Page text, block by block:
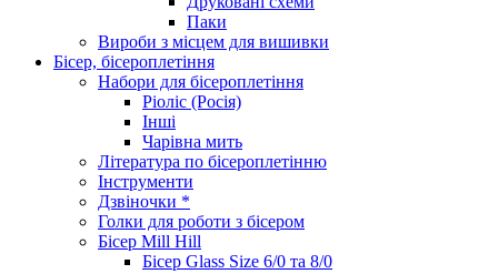
Паки
Вироби з місцем для вишивки
Бісер, бісероплетіння
Набори для бісероплетіння
Ріоліс (Росія)
Інші
Чарівна мить
Література по бісероплетінню
Інструменти
Дзвіночки *
Голки для роботи з бісером
Бісер Mill Hill
Бісер Glass Size 6/0 та 8/0